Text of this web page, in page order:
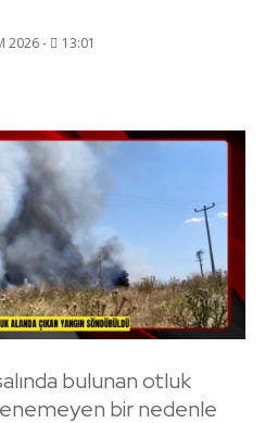
2026 - 13:01
bulunan otluk
bir nedenle